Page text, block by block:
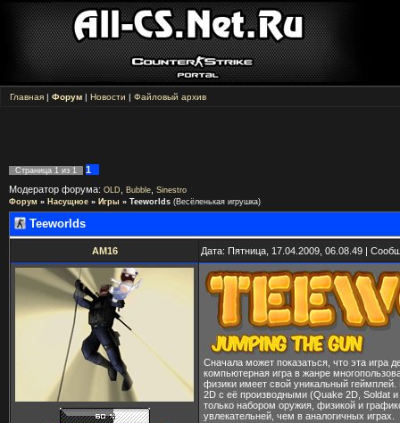
Главная | Форум | Новости | Файловый архив
Страница 1 из 1
1
Модератор форума: OLD Bubble Sinestro
Форум » Насущное » Игры » Teeworlds (Весёленькая игрушка)
Teeworlds
AM16 Дата: Пятница, 17.04.2009, 06.08.49 |
Сначала может показаться, что эта игра
компьютерная игра в жанре
физики имеет свой уникальный
2D с её производными (Quake 2D, Soldat
только набором оружия, физикой и
увлекательней, чем в аналогичных играх.